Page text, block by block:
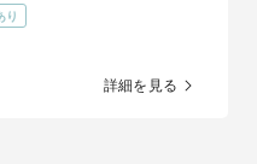
り
詳細を見る